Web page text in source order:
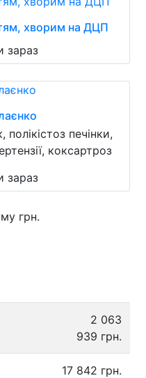
хворим на ДЦП
зараз
печінки,
коксартроз
зараз
грн.
2 063
939 грн.
17 842 грн.